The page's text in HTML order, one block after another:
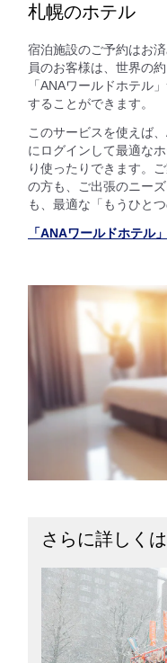
札幌のホテル
宿泊施設のご予約はお
員のお客様は、世界の
「ANAワールドホテル
することができます。
このサービスを使えば
にログインして最適な
り使ったりできます。
の方も、ご出張のニー
も、最適な「もうひと
「ANAワールドホテル
さらに詳しくは